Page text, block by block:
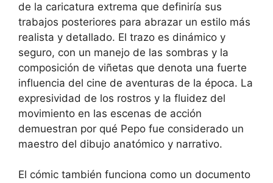
de la caricatura extrema que definiría sus
trabajos posteriores para abrazar un estilo más
realista y detallado. El trazo es dinámico y
seguro, con un manejo de las sombras y la
composición de viñetas que denota una fuerte
influencia del cine de aventuras de la época. La
expresividad de los rostros y la fluidez del
movimiento en las escenas de acción
demuestran por qué Pepo fue considerado un
maestro del dibujo anatómico y narrativo.
El cómic también funciona como un documento